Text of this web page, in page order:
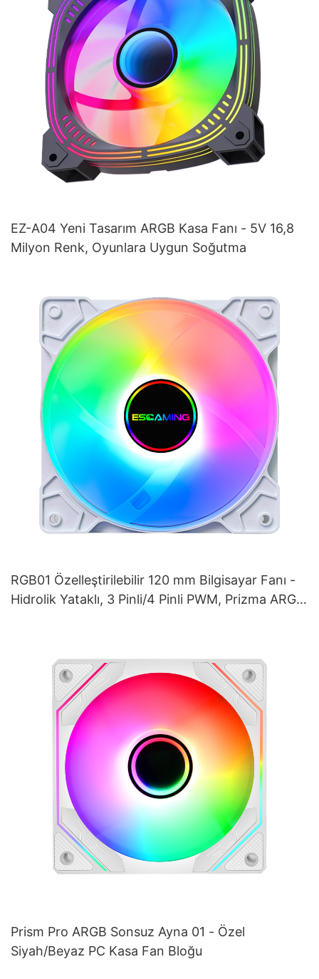
EZ-A04 Yeni Tasarım ARGB Kasa Fanı - 5V 16,8
Milyon Renk, Oyunlara Uygun Soğutma
RGB01 Özelleştirilebilir 120 mm Bilgisayar Fanı -
Hidrolik Yataklı, 3 Pinli/4 Pinli PWM, Prizma ARGB
Prism Pro ARGB Sonsuz Ayna 01 - Özel
Siyah/Beyaz PC Kasa Fan Bloğu